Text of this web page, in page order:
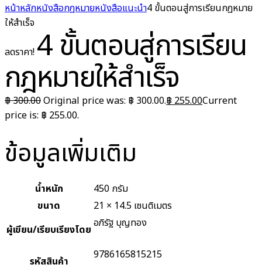
หน้าหลักหนังสือกฎหมายหนังสือแนะนำ4 ขั้นตอนสู่การเรียนกฎหมาย
ให้สำเร็จ
ลดราคา! 4 ขั้นตอนสู่การเรียน
กฎหมายให้สำเร็จ
฿300.00Original price was: ฿ 300.00.฿ 255.00Current
price is: ฿ 255.00.
ข้อมูลเพิ่มเติม
น้ำหนัก
450 กรัม
ขนาด
21 × 14.5 เซนติเมตร
ผู้เขียน/เรียบเรียงโดย อภิรัฐ บุญทอง
รหัสสินค้า 9786165815215